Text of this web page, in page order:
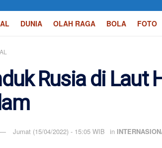
DUNIA OLAH RAGA BOLA FOTO
Rusia di Laut
Jumat (15/04/2022) - 15:05 WIB in